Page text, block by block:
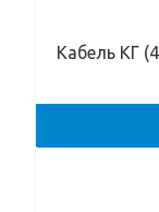
Кабель КГ